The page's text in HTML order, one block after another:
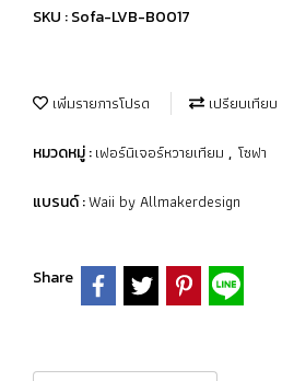
SKU : Sofa-LVB-B0017
เพิ่มรายการโปรด เปรียบเทียบ
หมวดหมู่ :เฟอร์นิเจอร์หวายเทียม , โซฟา
แบรนด์ :Waii by Allmakerdesign
Share